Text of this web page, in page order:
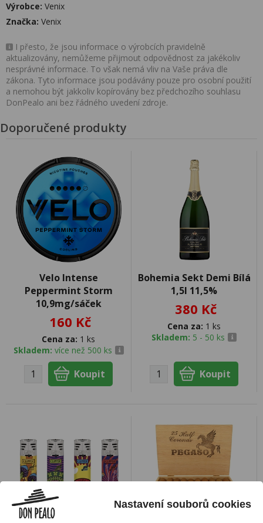
Výrobce: Venix
Značka: Venix
I přesto, že jsou informace o výrobcích pravidelně
aktualizovány, nemůžeme přijmout odpovědnost za jakékoliv
nesprávné informace. To však nemá vliv na Vaše práva dle
zákona. Tyto informace jsou podávány pouze pro osobní použití
a nemohou být jakkoliv kopírovány bez předchozího souhlasu
DonPealo ani bez řádného uvedení zdroje.
Doporučené produkty
Velo Intense
Peppermint Storm
10,9mg/sáček
160 Kč
Cena za: 1 ks
Skladem: více než 500 ks
Bohemia Sekt Demi Bílá
1,5l 11,5%
380 Kč
Cena za: 1 ks
Skladem: 5 - 50 ks
Nastavení souborů cookies